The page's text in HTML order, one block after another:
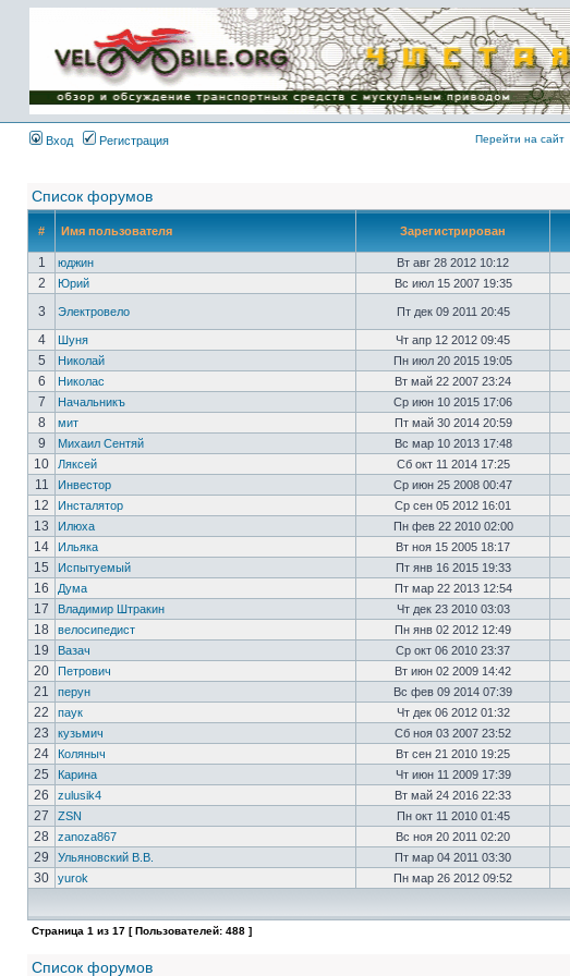
Имя пользователя:
Пароль:
{ LOG_ME_IN_SHORT
}
Вход Регистрация Перейти на сайт
Список форумов
# Имя пользователя Зарегистрирован
1 юджин Вт авг 28 2012 10:12
2
Юрий Вс июл 15 2007 19:35
3
Электровело Пт дек 09 2011 20:45
4
Шуня Чт апр 12 2012 09:45
5
Николай Пн июл 20 2015 19:05
6
Николас Вт май 22 2007 23:24
7
Начальникъ Ср июн 10 2015 17:06
8
мит Пт май 30 2014 20:59
9
Михаил Сентяй Вс мар 10 2013 17:48
10
Ляксей Сб окт 11 2014 17:25
11
Инвестор Ср июн 25 2008 00:47
12
Инсталятор Ср сен 05 2012 16:01
13
Илюха Пн фев 22 2010 02:00
14
Ильяка Вт ноя 15 2005 18:17
15
Испытуемый Пт янв 16 2015 19:33
16
Дума Пт мар 22 2013 12:54
17
Владимир Штракин Чт дек 23 2010 03:03
18
велосипедист Пн янв 02 2012 12:49
19
Вазач Ср окт 06 2010 23:37
20
Петрович Вт июн 02 2009 14:42
21
перун Вс фев 09 2014 07:39
22
паук Чт дек 06 2012 01:32
23
кузьмич Сб ноя 03 2007 23:52
24
Коляныч Вт сен 21 2010 19:25
25
Карина Чт июн 11 2009 17:39
26
zulusik4 Вт май 24 2016 22:33
27
ZSN Пн окт 11 2010 01:45
28
zanoza867 Вс ноя 20 2011 02:20
29
Ульяновский В.В. Пт мар 04 2011 03:30
30
yurok Пн мар 26 2012 09:52
Страница 1 из 17 [ Пользователей: 488 ]
Список форумов